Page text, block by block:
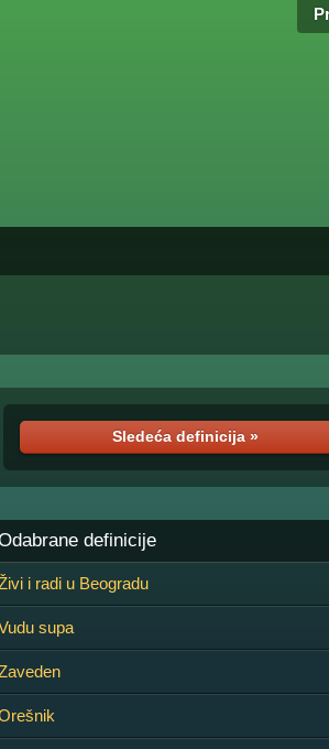
Sledeća definicija »
definicije
i radi u Beogradu
supa